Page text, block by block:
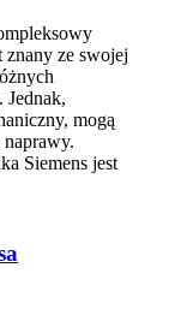
znany ze swojej
Jednak,
mogą
Siemens jest